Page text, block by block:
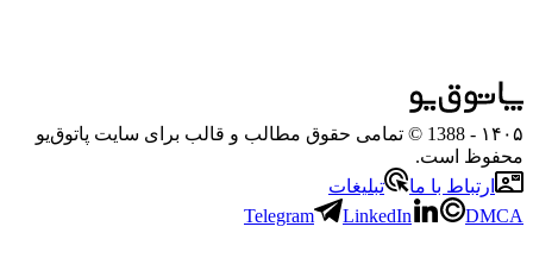
۱۴۰۵
- 1388 © تمامی حقوق مطالب و قالب برای سایت پاتوق‌یو
محفوظ است.
ارتباط با ما
تبلیغات
Telegram
LinkedIn DMCA